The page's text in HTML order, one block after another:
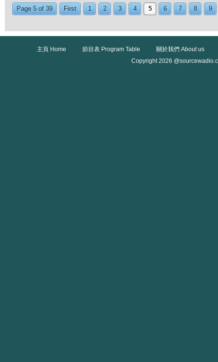
Page 5 of 39 First 1 2 3 4 5 6 7 8 9
主頁 Home 節目表 Program Table
關於我們 About us
Copyright 2026